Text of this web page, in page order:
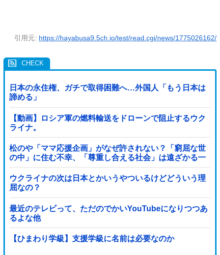
引用元: https://hayabusa9.5ch.io/test/read.cgi/news/1775026162/
日本の永住権、ガチで取得困難へ…外国人「もう日本は
諦める」
【動画】ロシア軍の燃料輸送をドローンで阻止するウク
ライナ。
松のや「ママ応援企画」がなぜ許されない？「窮屈な世
の中」に住む不幸、「尊重し合える社会」は遠ざかる一
方
ウクライナの次は日本とかいうやついるけどどういう理
屈なの？
最近のテレビって、ただのでかいYouTubeになりつつあ
るよな他
【ひまわり学級】支援学級に名前は必要なのか